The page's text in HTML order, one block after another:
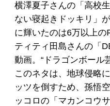
横澤夏子さんの「高校
ない寝起きドッキリ」
に輝いたのは6万以上
ティティ田島さんの「
動画。“ドラゴンボール
このネタは、地球侵略
ッツを倒すため、孫悟
ッコロの「マカンコウ